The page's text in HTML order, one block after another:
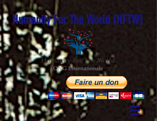
Humanity For The World (HFTW)